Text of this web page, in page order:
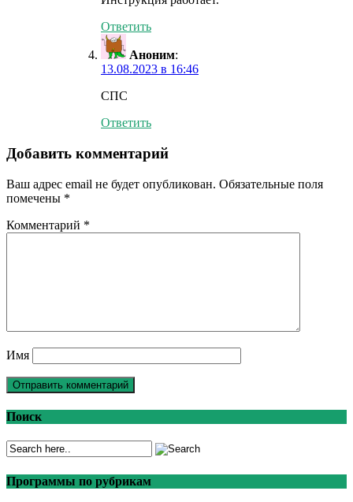
Ответить
Аноним:
13.08.2023 в 16:46
СПС
Ответить
Добавить комментарий
Ваш адрес email не будет опубликован. Обязательные поля
помечены *
Комментарий *
Имя
Поиск
Программы по рубрикам